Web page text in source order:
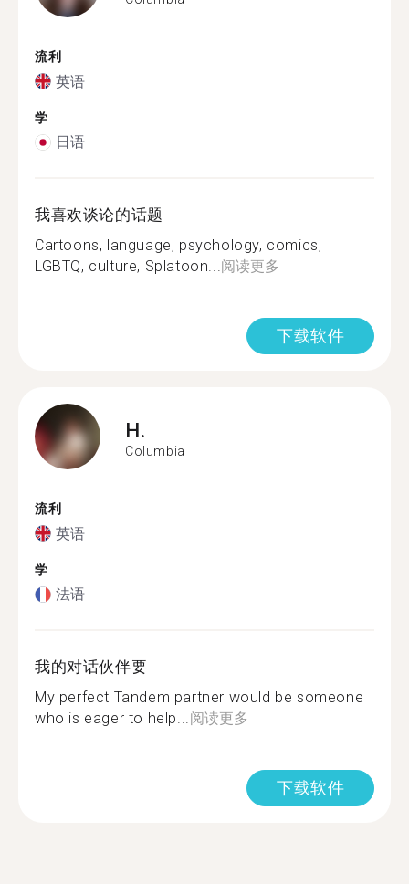
流利
英语
学
日语
我喜欢谈论的话题
Cartoons, language, psychology, comics,
LGBTQ, culture, Splatoon...阅读更多
下载软件
H.
Columbia
流利
英语
学
法语
我的对话伙伴要
My perfect Tandem partner would be someone
who is eager to help...阅读更多
下载软件